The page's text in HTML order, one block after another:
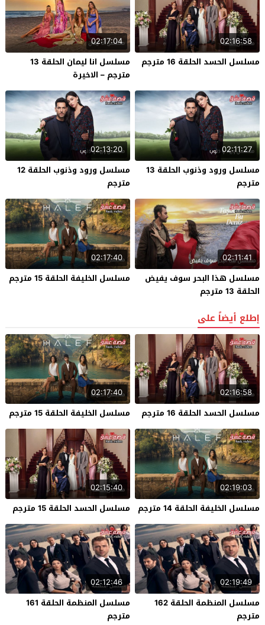
02:16:58
مسلسل الحسد الحلقة 16 مترجم
02:17:04
مسلسل انا ليمان الحلقة 13
مترجم – الاخيرة
02:11:27
مسلسل ورود وذنوب الحلقة 13
مترجم
02:13:20
مسلسل ورود وذنوب الحلقة 12
مترجم
02:11:41
مسلسل هذا البحر سوف يفيض
الحلقة 13 مترجم
02:17:40
مسلسل الخليفة الحلقة 15 مترجم
إطلع أيضاً على
02:16:58
مسلسل الحسد الحلقة 16 مترجم
02:17:40
مسلسل الخليفة الحلقة 15 مترجم
02:19:03
مسلسل الخليفة الحلقة 14 مترجم
02:15:40
مسلسل الحسد الحلقة 15 مترجم
02:19:49
مسلسل المنظمة الحلقة 162
مترجم
02:12:46
مسلسل المنظمة الحلقة 161
مترجم